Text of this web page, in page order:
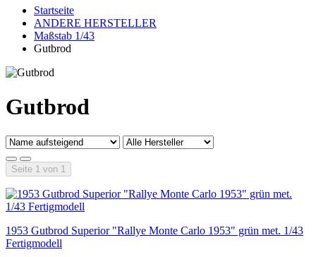
Startseite
ANDERE HERSTELLER
Maßstab 1/43
Gutbrod
Gutbrod
Seite 1 von 1
1953 Gutbrod Superior "Rallye Monte Carlo 1953" grün met. 1/43
Fertigmodell